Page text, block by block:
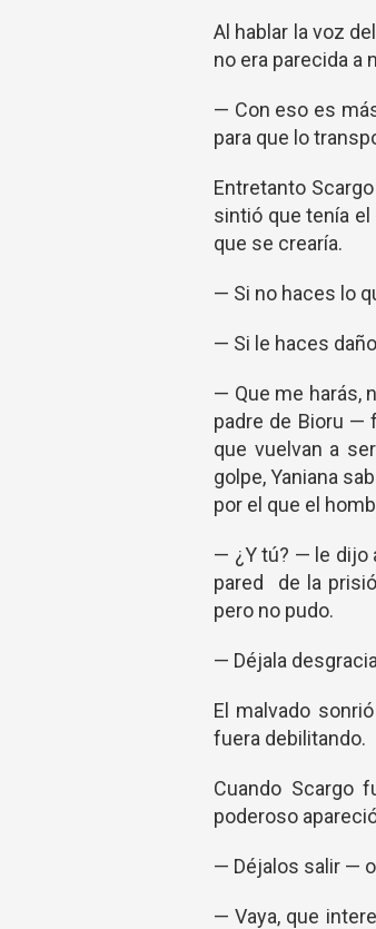
Al hablar la voz
no era parecida a
— Con eso es
para que lo
Entretanto
sintió que tenía
que se crearía.
— Si no haces lo
— Si le haces
— Que me harás,
padre de Bioru —
que vuelvan a
golpe, Yaniana
por el que el
— ¿Y tú? — le dijo
pared de la
pero no pudo.
— Déjala
El malvado
fuera debilitando.
Cuando Scargo
poderoso
— Déjalos salir —
— Vaya, que